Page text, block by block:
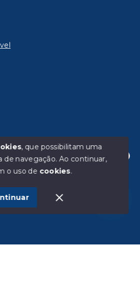
disponíveis para te ajudar.
Imóveis - Todos os direitos
, que possibilitam uma
de navegação.Ao continuar,
o uso de cookies.